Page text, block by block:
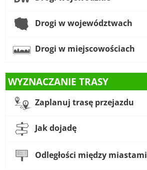
Drogi w województwach
Drogi w miejscowościach
WYZNACZANIE TRASY
Zaplanuj trasę przejazdu
Jak dojadę
Odległości między miastami